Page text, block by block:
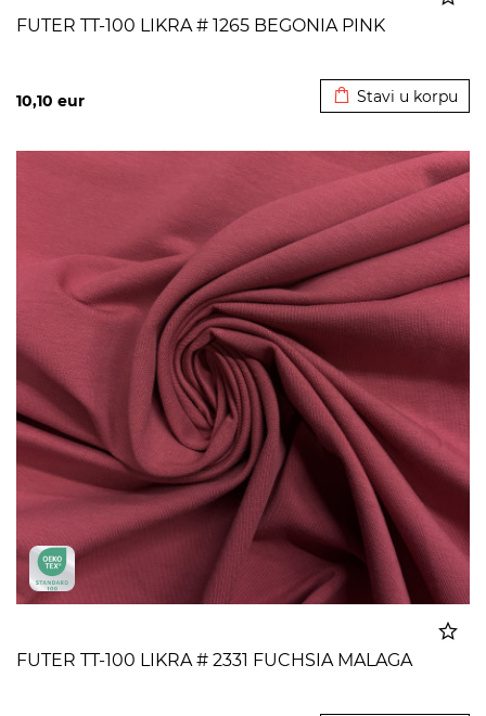
FUTER TT-100 LIKRA # 1265 BEGONIA PINK
10,10 eur Stavi u korpu
FUTER TT-100 LIKRA # 2331 FUCHSIA MALAGA